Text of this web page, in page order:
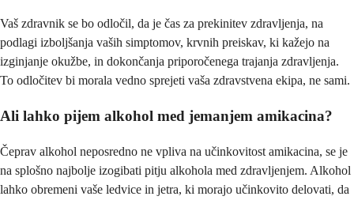
Vaš zdravnik se bo odločil, da je čas za prekinitev zdravljenja, na
podlagi izboljšanja vaših simptomov, krvnih preiskav, ki kažejo na
izginjanje okužbe, in dokončanja priporočenega trajanja zdravljenja.
To odločitev bi morala vedno sprejeti vaša zdravstvena ekipa, ne sami.
Ali lahko pijem alkohol med jemanjem amikacina?
Čeprav alkohol neposredno ne vpliva na učinkovitost amikacina, se je
na splošno najbolje izogibati pitju alkohola med zdravljenjem. Alkohol
lahko obremeni vaše ledvice in jetra, ki morajo učinkovito delovati, da